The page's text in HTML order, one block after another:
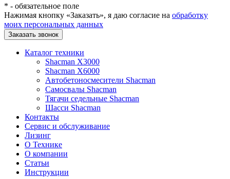
* - обязательное поле
Нажимая кнопку «Заказать», я даю согласие на обработку
моих персональных данных
Заказать звонок
Каталог техники
Shacman X3000
Shacman X6000
Автобетоносмесители Shacman
Самосвалы Shacman
Тягачи седельные Shacman
Шасси Shacman
Контакты
Сервис и обслуживание
Лизинг
О Технике
О компании
Статьи
Инструкции